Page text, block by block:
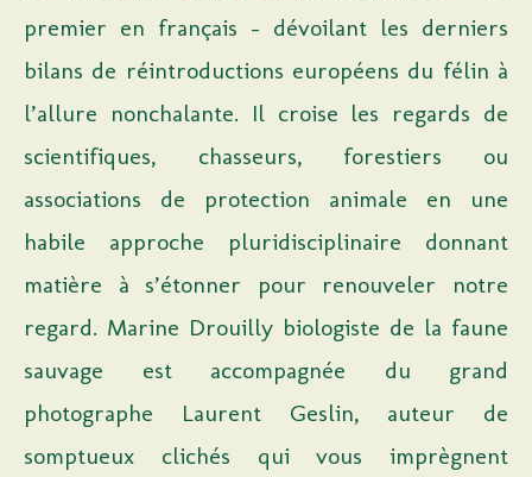
premier en français – dévoilant les derniers
bilans de réintroductions européens du félin à
l’allure nonchalante. Il croise les regards de
scientifiques, chasseurs, forestiers ou
associations de protection animale en une
habile approche pluridisciplinaire donnant
matière à s’étonner pour renouveler notre
regard. Marine Drouilly biologiste de la faune
sauvage est accompagnée du grand
photographe Laurent Geslin, auteur de
somptueux clichés qui vous imprègnent